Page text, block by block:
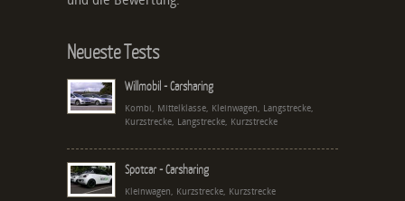
Neueste Tests
Willmobil - Carsharing
Kombi, Mittelklasse, Kleinwagen, Langstrecke,
Kurzstrecke, Langstrecke, Kurzstrecke
Spotcar - Carsharing
Kleinwagen, Kurzstrecke, Kurzstrecke